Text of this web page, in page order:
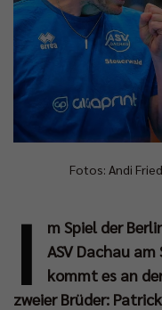
Fotos: Andi
I
m Spiel der
ASV Dachau
kommt es an
zweier Brüder: